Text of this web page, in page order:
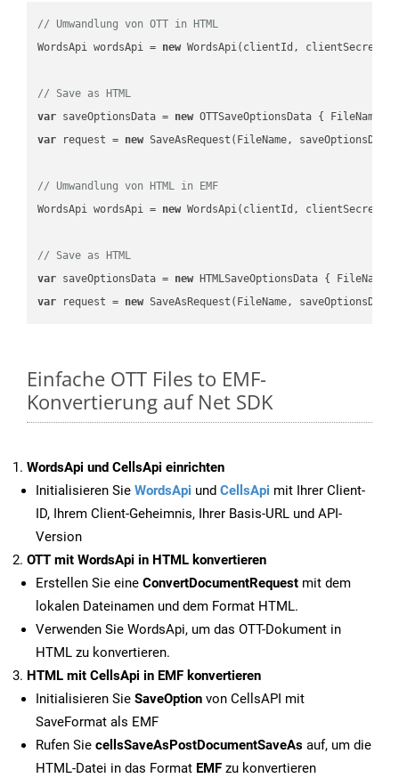
// Umwandlung von OTT in HTML
WordsApi wordsApi = new WordsApi(clientId, clientSecret);
// Save as HTML
var saveOptionsData = new OTTSaveOptionsData { FileName =
var request = new SaveAsRequest(FileName,
// Umwandlung von HTML in EMF
WordsApi wordsApi = new WordsApi(clientId, clientSecret);
// Save as HTML
var saveOptionsData = new HTMLSaveOptionsData { FileName
var request = new
Einfache OTT Files to EMF-
Konvertierung auf Net SDK
WordsApi und CellsApi einrichten
Initialisieren Sie WordsApi und CellsApi mit Ihrer Client-
ID, Ihrem Client-Geheimnis, Ihrer Basis-URL und API-
Version
OTT mit WordsApi in HTML konvertieren
Erstellen Sie eine ConvertDocumentRequest mit dem
lokalen Dateinamen und dem Format HTML.
Verwenden Sie WordsApi, um das OTT-Dokument in
HTML zu konvertieren.
HTML mit CellsApi in EMF konvertieren
Initialisieren Sie SaveOption von CellsAPI mit
SaveFormat als EMF
Rufen Sie cellsSaveAsPostDocumentSaveAs auf, um die
HTML-Datei in das Format EMF zu konvertieren